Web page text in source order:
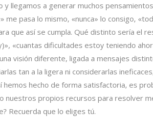
llegamos a generar muchos
pasa lo mismo, «nunca» lo consigo,
que así se cumpla. Qué distinto sería el
«cuantas dificultades estoy teniendo
visión diferente, ligada a mensajes
tan a la ligera ni considerarlas
hecho de forma satisfactoria, es
nuestros propios recursos para resolver
Recuerda que lo eliges tú.